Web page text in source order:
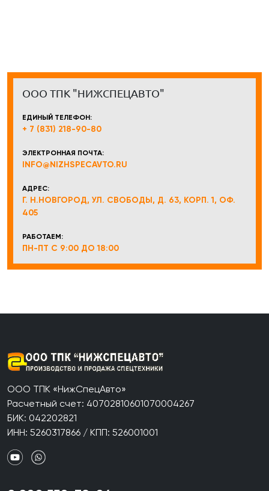
ООО ТПК "НИЖСПЕЦАВТО"
ЕДИНЫЙ ТЕЛЕФОН:
+ 7 (831) 218-90-80
ЭЛЕКТРОННАЯ ПОЧТА:
INFO@NIZHSPECAVTO.RU
АДРЕС:
Г. Н.НОВГОРОД, УЛ. СВОБОДЫ, Д. 63, КОРП. 1, ОФ.
405
РАБОТАЕМ:
ПН-ПТ С 9:00 ДО 18:00
ООО ТПК «НижСпецАвто»
Расчетный счет: 40702810601070004267
БИК: 042202821
ИНН: 5260317866 / КПП: 526001001